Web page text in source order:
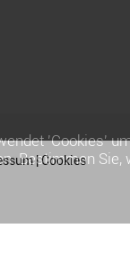
|Cookies
'Cookies'
Bestimmen Sie,